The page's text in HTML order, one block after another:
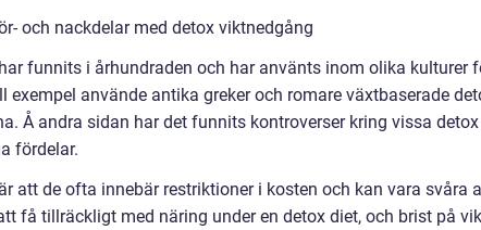
och nackdelar med detox viktnedgång
funnits i århundraden och har använts inom olika kulturer
exempel använde antika greker och romare växtbaserade
Å andra sidan har det funnits kontroverser kring vissa
fördelar.
att de ofta innebär restriktioner i kosten och kan vara svåra
få tillräckligt med näring under en detox diet, och brist på